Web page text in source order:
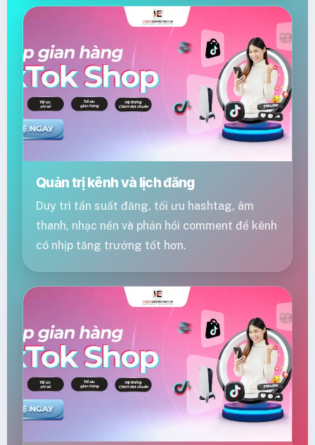
Quản trị kênh và lịch đăng
Duy trì tần suất đăng, tối ưu hashtag, âm
thanh, nhạc nền và phản hồi comment để kênh
có nhịp tăng trưởng tốt hơn.